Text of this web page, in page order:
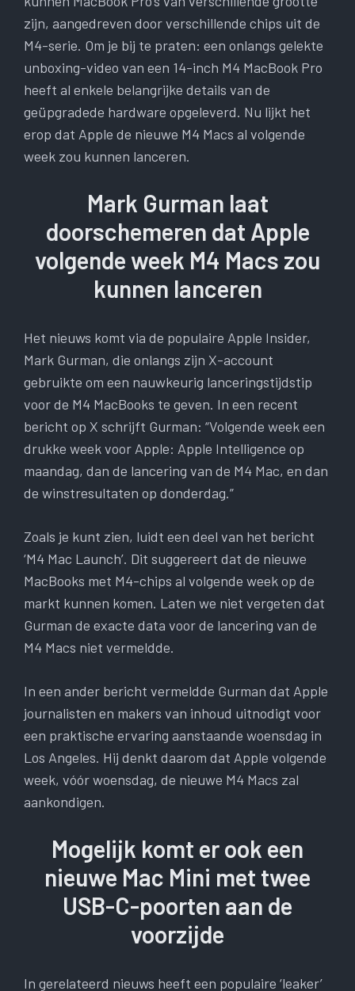
zijn, aangedreven door verschillende chips uit de
M4-serie. Om je bij te praten: een onlangs gelekte
unboxing-video van een 14-inch M4 MacBook Pro
heeft al enkele belangrijke details van de
geüpgradede hardware opgeleverd. Nu lijkt het
erop dat Apple de nieuwe M4 Macs al volgende
week zou kunnen lanceren.
Mark Gurman laat
doorschemeren dat Apple
volgende week M4 Macs zou
kunnen lanceren
Het nieuws komt via de populaire Apple Insider,
Mark Gurman, die onlangs zijn X-account
gebruikte om een ​​nauwkeurig lanceringstijdstip
voor de M4 MacBooks te geven. In een recent
bericht op X schrijft Gurman: “Volgende week een
drukke week voor Apple: Apple Intelligence op
maandag, dan de lancering van de M4 Mac, en dan
de winstresultaten op donderdag.”
Zoals je kunt zien, luidt een deel van het bericht
‘M4 Mac Launch’. Dit suggereert dat de nieuwe
MacBooks met M4-chips al volgende week op de
markt kunnen komen. Laten we niet vergeten dat
Gurman de exacte data voor de lancering van de
M4 Macs niet vermeldde.
In een ander bericht vermeldde Gurman dat Apple
journalisten en makers van inhoud uitnodigt voor
een praktische ervaring aanstaande woensdag in
Los Angeles. Hij denkt daarom dat Apple volgende
week, vóór woensdag, de nieuwe M4 Macs zal
aankondigen.
Mogelijk komt er ook een
nieuwe Mac Mini met twee
USB-C-poorten aan de
voorzijde
In gerelateerd nieuws heeft een populaire ‘leaker’